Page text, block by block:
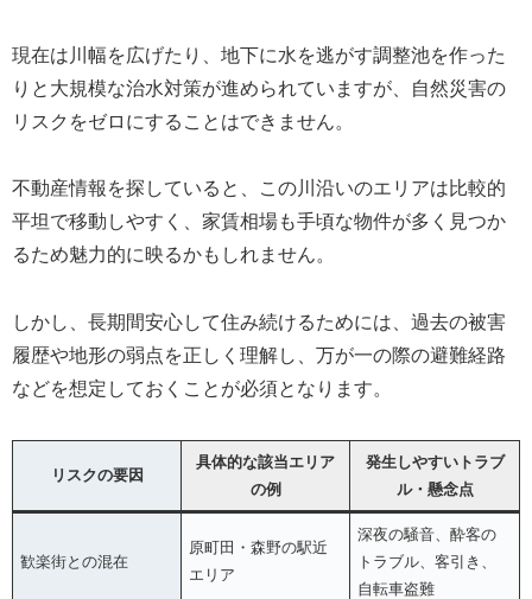
現在は川幅を広げたり、地下に水を逃がす調整池を作った
りと大規模な治水対策が進められていますが、自然災害の
リスクをゼロにすることはできません。
不動産情報を探していると、この川沿いのエリアは比較的
平坦で移動しやすく、家賃相場も手頃な物件が多く見つか
るため魅力的に映るかもしれません。
しかし、長期間安心して住み続けるためには、過去の被害
履歴や地形の弱点を正しく理解し、万が一の際の避難経路
などを想定しておくことが必須となります。
リスクの要因
具体的な該当エリア
の例
発生しやすいトラブ
ル・懸念点
歓楽街との混在
原町田・森野の駅近
エリア
深夜の騒音、酔客の
トラブル、客引き、
自転車盗難